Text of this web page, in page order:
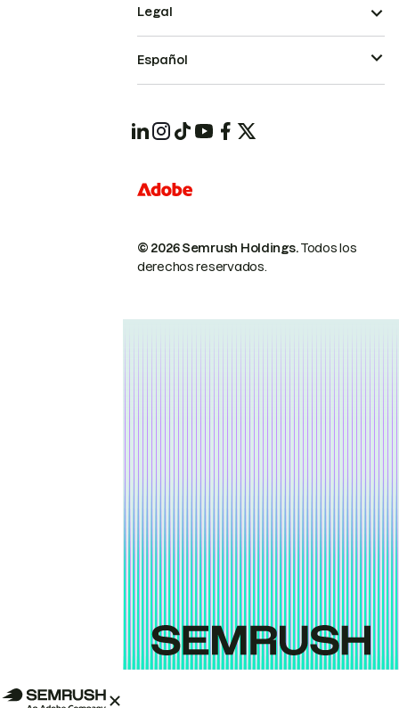
© 2026 Semrush Holdings.Todos los
derechos reservados.
Legal
Español